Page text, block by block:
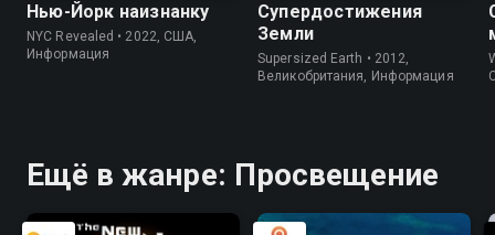
Нью-Йорк наизнанку
NYC Revealed • 2022, США,
Информация
Супердостижения
Земли
Supersized Earth • 2012,
Великобритания, Информация
Ещё в жанре: Просвещение